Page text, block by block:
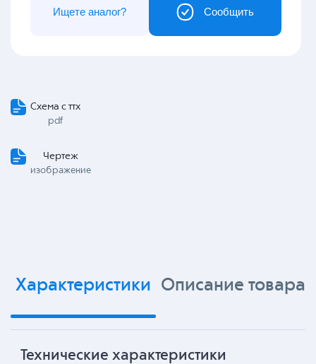
Сообщить
Ищете аналог?
Схема с ттх
pdf
Чертеж
изображение
Характеристики Описание товара
Технические характеристики